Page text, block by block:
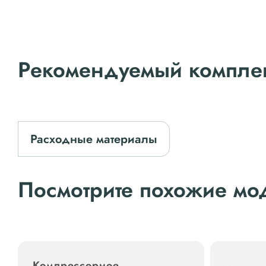
Рекомендуемый
Расходные материалы
Посмотрите похожие